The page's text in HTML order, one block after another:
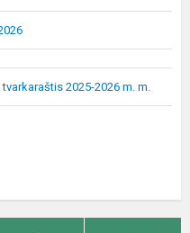
2025-2026 m. m.